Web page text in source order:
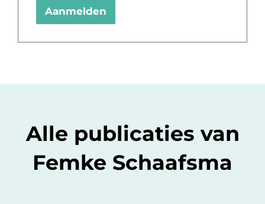
Aanmelden
Alle publicaties van
Femke Schaafsma